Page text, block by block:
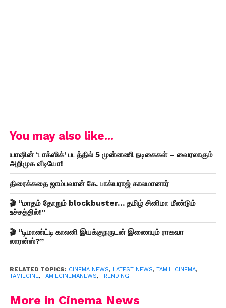
You may also like...
யாஷின் ‘டாக்ஸிக்’ படத்தில் 5 முன்னணி நடிகைகள் – வைரலாகும்
அறிமுக வீடியோ!
திரைக்கதை ஜாம்பவான் கே. பாக்யராஜ் காலமானார்
🎬 “மாதம் தோறும் blockbuster… தமிழ் சினிமா மீண்டும்
உச்சத்தில்!”
🎬 “டிமாண்ட்டி காலனி இயக்குநருடன் இணையும் ராகவா
லாரன்ஸ்?”
RELATED TOPICS: CINEMA NEWS, LATEST NEWS, TAMIL CINEMA,
TAMILCINE, TAMILCINEMANEWS, TRENDING
More in Cinema News